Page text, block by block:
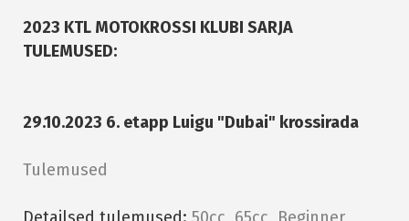
2023 KTL MOTOKROSSI KLUBI SARJA
TULEMUSED:
29.10.2023 6. etapp Luigu "Dubai" krossirada
Tulemused